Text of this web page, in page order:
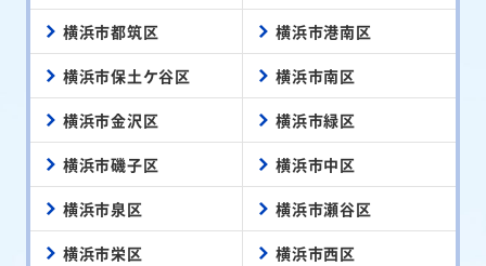
横浜市都筑区 横浜市港南区
横浜市保土ケ谷区 横浜市南区
横浜市金沢区 横浜市緑区
横浜市磯子区 横浜市中区
横浜市泉区 横浜市瀬谷区
横浜市栄区 横浜市西区